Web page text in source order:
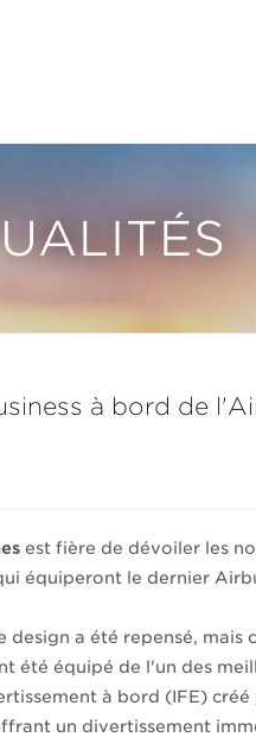
à bord de
est fière de dévoiler les
équiperont le dernier
design a été repensé, mais
été équipé de l'un des
à bord (IFE) créé
un divertissement